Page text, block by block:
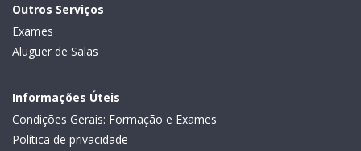
Outros Serviços
Exames
Aluguer de Salas
Informações Úteis
Condições Gerais: Formação e Exames
Política de privacidade